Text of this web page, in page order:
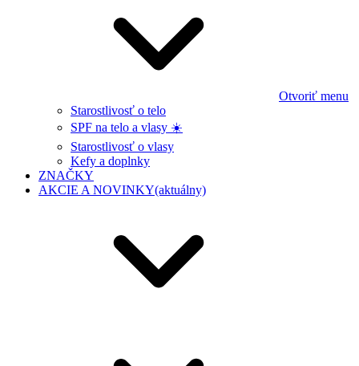
Otvoriť menu
Starostlivosť o telo
SPF na telo a vlasy ☀️
Starostlivosť o vlasy
Kefy a doplnky
ZNAČKY
AKCIE A NOVINKY(aktuálny)